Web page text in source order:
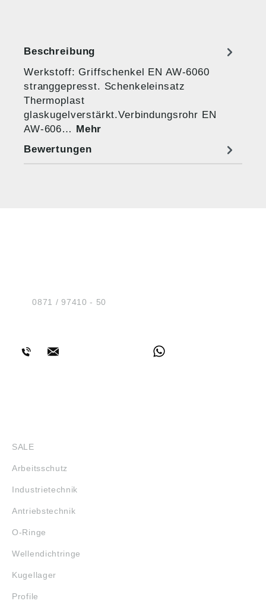
Beschreibung
Werkstoff: Griffschenkel EN AW-6060
stranggepresst. Schenkeleinsatz
Thermoplast
glaskugelverstärkt.Verbindungsrohr EN
AW-606… Mehr
Bewertungen
Tel.:0871 / 97410 - 50
SALE
Arbeitsschutz
Industrietechnik
Antriebstechnik
O-Ringe
Wellendichtringe
Kugellager
Profile